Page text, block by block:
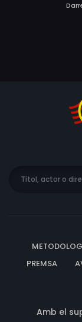
PREMSA
Amb el